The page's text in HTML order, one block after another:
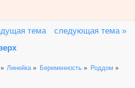
тема
следующая тема »
Линейка » Беременность» Роддом »